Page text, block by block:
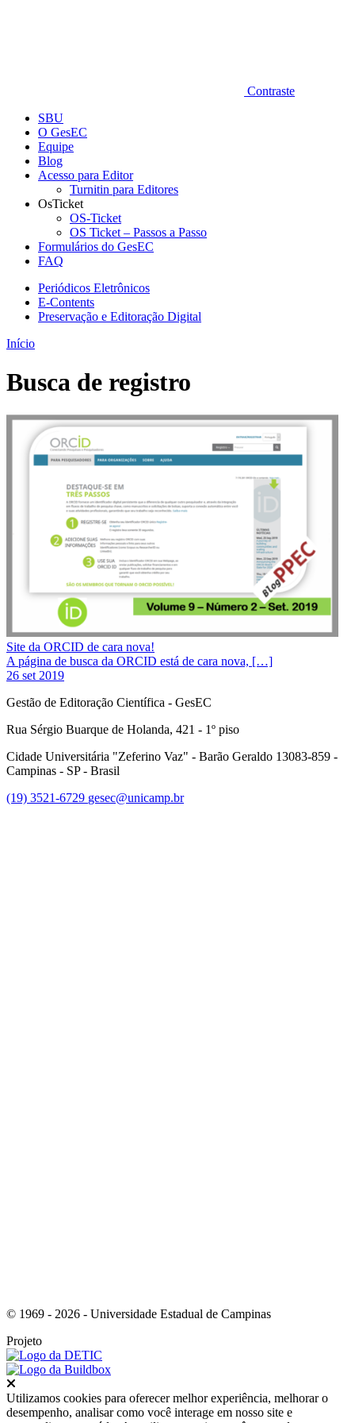
Contraste
SBU
O GesEC
Equipe
Blog
Acesso para Editor
Turnitin para Editores
OsTicket
OS-Ticket
OS Ticket – Passos a Passo
Formulários do GesEC
FAQ
Periódicos Eletrônicos
E-Contents
Preservação e Editoração Digital
Início
Busca de registro
Site da ORCID de cara nova!
A página de busca da ORCID está de cara nova, […]
26 set 2019
Gestão de Editoração Científica - GesEC
Rua Sérgio Buarque de Holanda, 421 - 1º piso
Cidade Universitária "Zeferino Vaz" - Barão Geraldo 13083-859 -
Campinas - SP - Brasil
(19) 3521-6729 gesec@unicamp.br
© 1969 - 2026 - Universidade Estadual de Campinas
Projeto
Utilizamos cookies para oferecer melhor experiência, melhorar o
desempenho, analisar como você interage em nosso site e